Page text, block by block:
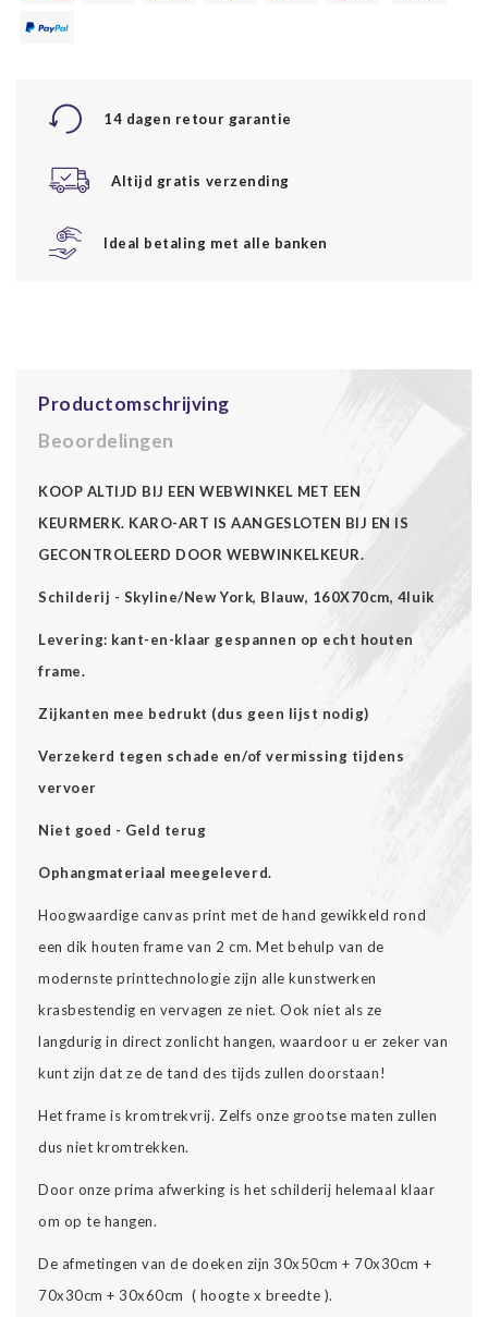
14 dagen retour garantie
Altijd gratis verzending
Ideal betaling met alle banken
Productomschrijving
Beoordelingen
KOOP ALTIJD BIJ EEN WEBWINKEL MET EEN
KEURMERK. KARO-ART IS AANGESLOTEN BIJ EN IS
GECONTROLEERD DOOR WEBWINKELKEUR.
Schilderij - Skyline/New York, Blauw, 160X70cm, 4luik
Levering: kant-en-klaar gespannen op echt houten
frame.
Zijkanten mee bedrukt (dus geen lijst nodig)
Verzekerd tegen schade en/of vermissing tijdens
vervoer
Niet goed - Geld terug
Ophangmateriaal meegeleverd.
Hoogwaardige canvas print met de hand gewikkeld rond
een dik houten frame van 2 cm. Met behulp van de
modernste printtechnologie zijn alle kunstwerken
krasbestendig en vervagen ze niet. Ook niet als ze
langdurig in direct zonlicht hangen, waardoor u er zeker van
kunt zijn dat ze de tand des tijds zullen doorstaan!
Het frame is kromtrekvrij. Zelfs onze grootse maten zullen
dus niet kromtrekken.
Door onze prima afwerking is het schilderij helemaal klaar
om op te hangen.
De afmetingen van de doeken zijn 30x50cm + 70x30cm +
70x30cm + 30x60cm ( hoogte x breedte ).